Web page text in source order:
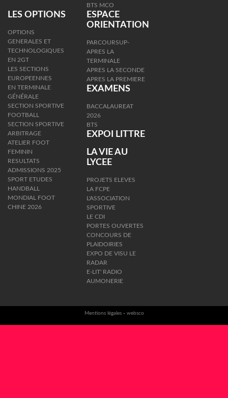
BTS MCO
LES OPTIONS
OPTIONS
GENERALES ET
TECHNOLOGIQUES
EN 2GT
LES SECTIONS
EUROPEENNES
EN TERMINALE
GÉNÉRALE
SECTION SPORTIVE
FOOTBALL
SECTION SPORTIVE
ARBITRAGE
ATELIER FOOT
FEMININ
RESULTATS
ADMISSIONS 2025
SPORT ETUDES
HANDBALL
MONDIAL FOOT
CHINE 2026
ESPACE
ORIENTATION
PARCOURSUP-
APRES LA
TERMINALE
APRES LA SECONDE
APRES LA PREMIERE
EXAMENS
BACCALAUREAT
2026
BTS
EXPOI LITTRE
LA VIE AU
LYCEE
PROJETS ELEVES
LA FCPE
L'ASSOCIATION
SPORTIVE
LE CDI
PORTES OUVERTES
CONCOURS DE
PLAIDOIRIES
EXPO DE VISU LE
RADAR
E-LIT' RADIO
AUMONERIE
Mentions légales- websco